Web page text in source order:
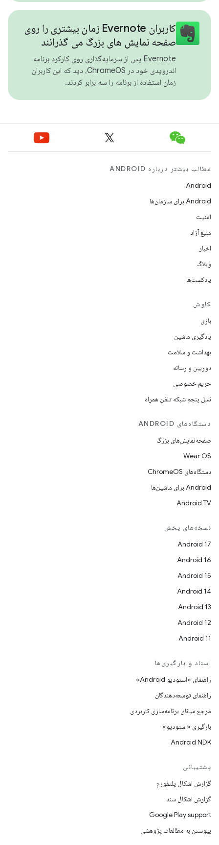
کاربران Evernote زمان بیشتری را روی
صفحه نمایش های بزرگ می گذرانند
Evernote پس از سرمایه‌گذاری روی کارکرد برنامه
اندرویدی خود در ChromeOS، دید که این کاربران
زمان استفاده از برنامه را سه برابر کردند.
مطالب بیشتر درباره ANDROID
Android
Android برای سازمان‌ها
امنیت
منبع آزاد
اخبار
وبلاگ
پادکست‌ها
کاوش
بازی
یادگیری ماشین
بهداشت و سلامت
دوربین و رسانه
حریم خصوصی
نسل پنجم شبکه تلفن همراه
دستگاه‌های ANDROID
صفحه‌نمایش‌های بزرگ
Wear OS
دستگاه‌های ChromeOS
Android برای ماشین‌ها
Android TV
نسخه‌های پخش
Android 17
Android 16
Android 15
Android 14
Android 13
Android 12
Android 11
اسناد و بارگیری‌ها
راهنمای «استودیو Android»
راهنمای توسعه‌دهندگان
مرجع میانای برنامه‌سازی کاربردی
بارگیری «استودیو»
Android NDK
پشتیبانی
گزارش اشکال پلتفورم
گزارش اشکال سند
Google Play support
پیوستن به مطالعات پژوهشی